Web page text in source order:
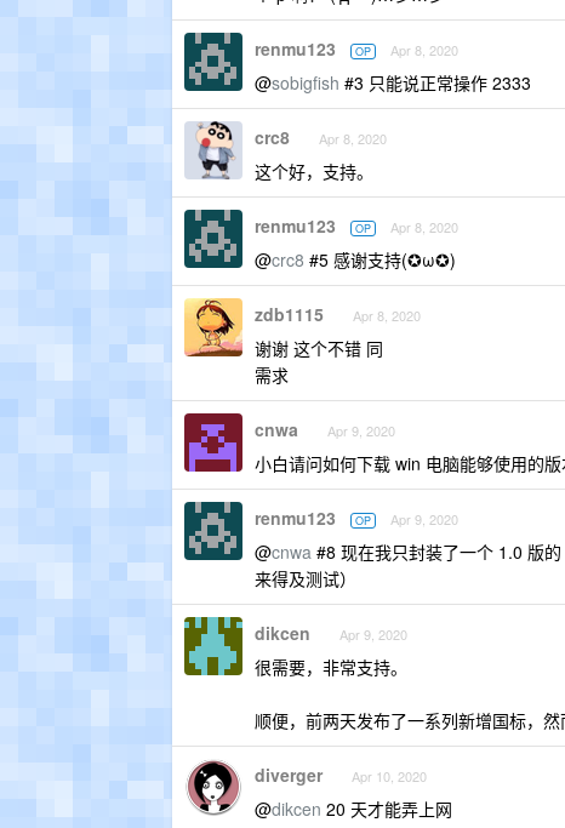
renmu123 OP Apr 8, 2020
@sobigfish #3 只能说正常操作 2333
crc8 Apr 8, 2020
这个好，支持。
renmu123 OP Apr 8, 2020
@crc8 #5 感谢支持(✪ω✪)
zdb1115 Apr 8, 2020
谢谢 这个不错 同
需求
cnwa Apr 9, 2020
小白请问如何下载 win 电脑能够使用的版
renmu123 OP Apr 9, 2020
@cnwa #8 现在我只封装了一个 1.0 版
来得及测试）
dikcen Apr 9, 2020
很需要，非常支持。
顺便，前两天发布了一系列新增国标，
diverger Apr 10, 2020
@dikcen 20 天才能弄上网